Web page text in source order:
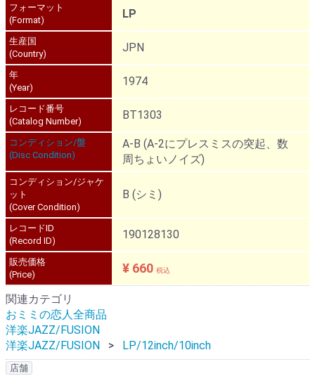
フォーマット
(Format)
LP
生産国
(Country)
JPN
年
(Year)
1974
レコード番号
(Catalog Number)
BT1303
コンディション/盤
(Disc Condition)
A-B (A-2にプレスミスの突起、数
周ちょいノイズ)
コンディション/ジャケ
ット
(Cover Condition)
B (シミ)
レコードID
(Record ID)
190128130
販売価格
(Price)
¥ 660 税込
関連カテゴリ
おミミの恋人全商品
洋楽JAZZ/FUSION
洋楽JAZZ/FUSION
LP/12inch/10inch
店舗